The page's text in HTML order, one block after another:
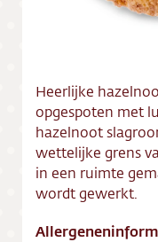
Heerlijke
opgespoten met
hazelnoot
wettelijke grens
in een ruimte
wordt gewerkt.